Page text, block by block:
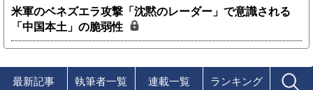
米軍のベネズエラ攻撃「沈黙のレーダー」で意識される
「中国本土」の脆弱性
最新記事 執筆者一覧 連載一覧 ランキング